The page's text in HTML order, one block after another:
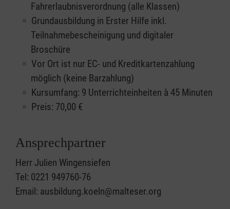
Fahrerlaubnisverordnung (alle Klassen)
Grundausbildung in Erster Hilfe inkl.
Teilnahmebescheinigung und digitaler
Broschüre
Vor Ort ist nur EC- und Kreditkartenzahlung
möglich (keine Barzahlung)
Kursumfang: 9 Unterrichteinheiten à 45 Minuten
Preis: 70,00 €
Ansprechpartner
Herr Julien Wingensiefen
Tel: 0221 949760-76
Email: ausbildung.koeln@malteser.org